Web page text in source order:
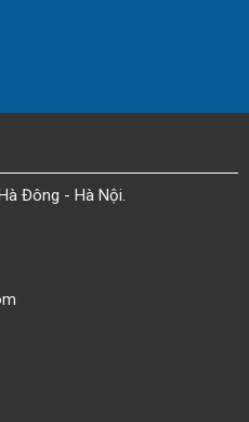
Đông - Hà Nội.